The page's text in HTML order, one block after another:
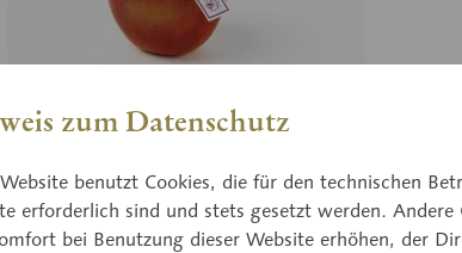
Dr. Oldenburg
zum Datenschutz
benutzt Cookies, die für den technischen
erforderlich sind und stets gesetzt werden. Andere
bei Benutzung dieser Website erhöhen, der